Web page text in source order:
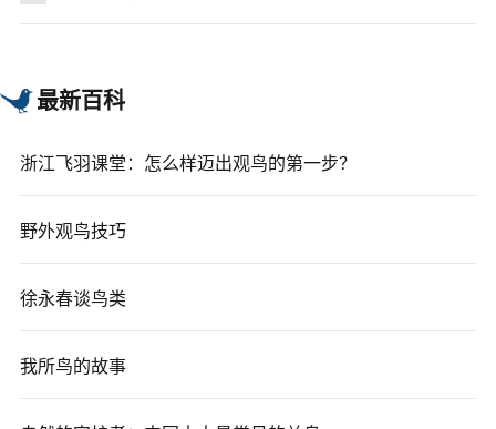
最新百科
浙江飞羽课堂：怎么样迈出观鸟的第一步？
野外观鸟技巧
徐永春谈鸟类
我所鸟的故事